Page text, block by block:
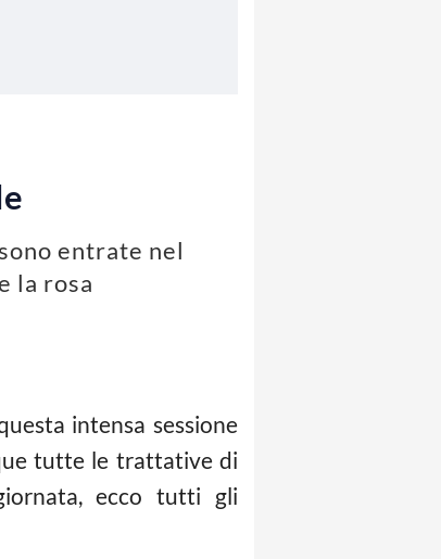
entrate nel
la rosa
intensa sessione
tutte le trattative di
ecco tutti gli